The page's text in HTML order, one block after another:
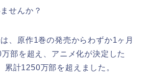
せんか？
、原作1巻の発売からわずか1ヶ月
部を超え、アニメ化が決定した
累計1250万部を超えました。